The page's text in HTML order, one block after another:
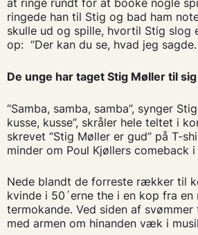
at ringe rundt for at booke nogle
ringede han til Stig og bad ham
skulle ud og spille, hvortil Stig slog
op: “Der kan du se, hvad jeg
De unge har taget Stig Møller til sig
“Samba, samba, samba”, synger
kusse, kusse”, skråler hele teltet i
skrevet “Stig Møller er gud” på T-
minder om Poul Kjøllers comeback i
Nede blandt de forreste rækker til
kvinde i 50´erne the i en kop fra en
termokande. Ved siden af
med armen om hinanden væk i